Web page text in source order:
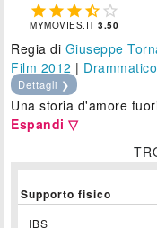
    
MYMOVIES.IT3.50
Regia di Giuseppe
Film 2012 | Drammatico
Dettagli ❯
Una storia d'amore
Espandi ▽
Supporto fisico
IBS